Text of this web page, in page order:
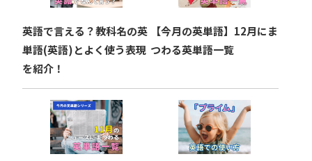
ョ
ン
英語で言える？教科名の英
単語(英語)とよく使う表現
を紹介！
【今月の英単語】12月にま
つわる英単語一覧